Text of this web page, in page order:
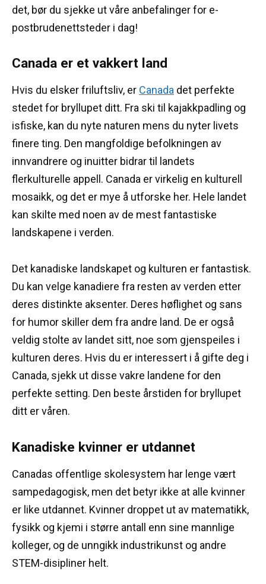
det, bør du sjekke ut våre anbefalinger for e-
postbrudenettsteder i dag!
Canada er et vakkert land
Hvis du elsker friluftsliv, er Canada det perfekte
stedet for bryllupet ditt. Fra ski til kajakkpadling og
isfiske, kan du nyte naturen mens du nyter livets
finere ting. Den mangfoldige befolkningen av
innvandrere og inuitter bidrar til landets
flerkulturelle appell. Canada er virkelig en kulturell
mosaikk, og det er mye å utforske her. Hele landet
kan skilte med noen av de mest fantastiske
landskapene i verden.
Det kanadiske landskapet og kulturen er fantastisk.
Du kan velge kanadiere fra resten av verden etter
deres distinkte aksenter. Deres høflighet og sans
for humor skiller dem fra andre land. De er også
veldig stolte av landet sitt, noe som gjenspeiles i
kulturen deres. Hvis du er interessert i å gifte deg i
Canada, sjekk ut disse vakre landene for den
perfekte setting. Den beste årstiden for bryllupet
ditt er våren.
Kanadiske kvinner er utdannet
Canadas offentlige skolesystem har lenge vært
sampedagogisk, men det betyr ikke at alle kvinner
er like utdannet. Kvinner droppet ut av matematikk,
fysikk og kjemi i større antall enn sine mannlige
kolleger, og de unngikk industrikunst og andre
STEM-disipliner helt.